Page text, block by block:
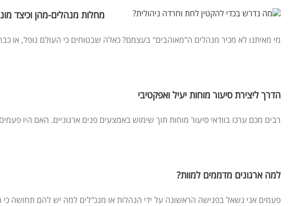
מחלות מנהלים-מהן וכיצד
מי מאיתנו לא מכיר מנהלים ה"מאוהבים" בעצמם? כאלה שבטוחים כי העולם נופל, או
הדרך ליצירת סיעור מוחות יעיל ואפקטיבי
רבים מכם ערכו בוודאי סיעור מוחות תוך שימוש באמצעים פנים ארגוניים. האם היו
למה ארגונים מדממים למוות?
פעמים אני נשאל בפגישה הראשונה על ידי הנהלות או מנכ"לים למה יש להם תחושה